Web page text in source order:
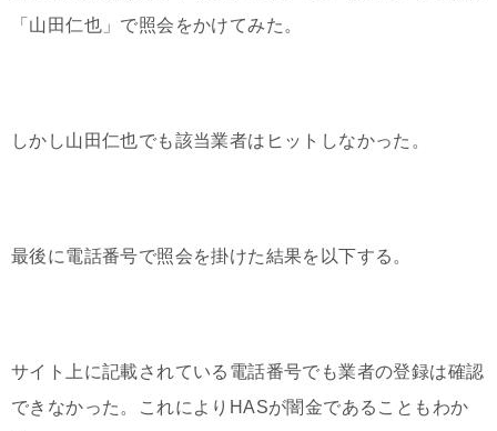
「山田仁也」で照会をかけてみた。
しかし山田仁也でも該当業者はヒットしなかった。
最後に電話番号で照会を掛けた結果を以下する。
サイト上に記載されている電話番号でも業者の登録は確認
できなかった。これによりHASが闇金であることもわか